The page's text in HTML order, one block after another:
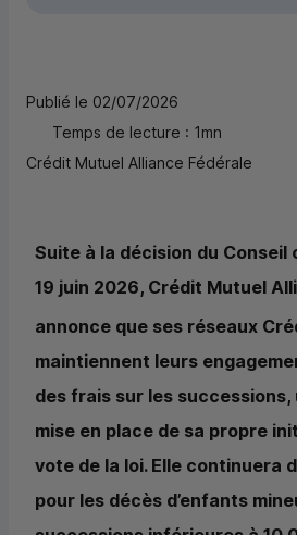
Publié le 02/07/2026
Temps de lecture : 1mn
Crédit Mutuel Alliance Fédérale
Suite à la décision du
19 juin 2026, Crédit Mutuel
annonce que ses réseaux
maintiennent leurs
des frais sur les successions,
mise en place de sa propre
vote de la loi. Elle continuera
pour les décès d’enfants